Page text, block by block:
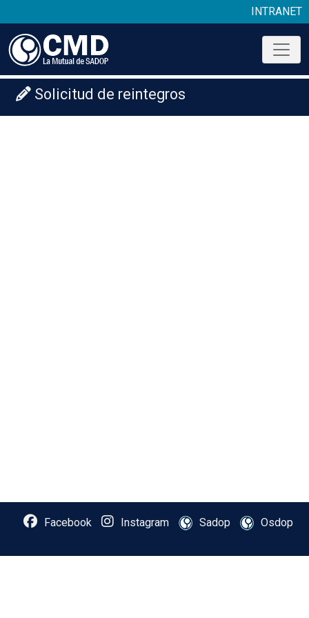
INTRANET
Solicitud de reintegros
Facebook Instagram Sadop Osdop